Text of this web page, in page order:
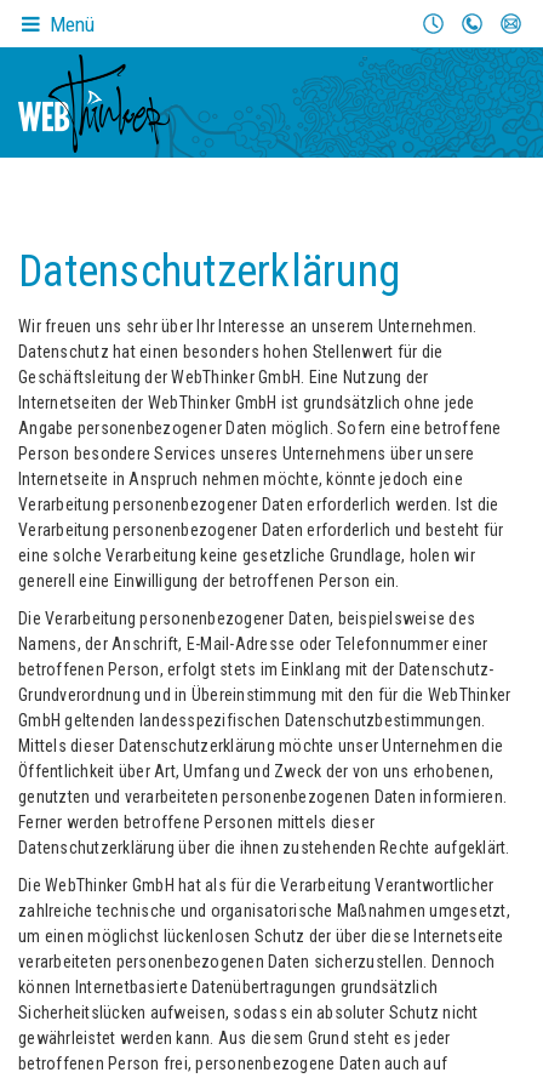
Menü
Datenschutzerklärung
Wir freuen uns sehr über Ihr Interesse an unserem Unternehmen.
Datenschutz hat einen besonders hohen Stellenwert für die
Geschäftsleitung der WebThinker GmbH. Eine Nutzung der
Internetseiten der WebThinker GmbH ist grundsätzlich ohne jede
Angabe personenbezogener Daten möglich. Sofern eine betroffene
Person besondere Services unseres Unternehmens über unsere
Internetseite in Anspruch nehmen möchte, könnte jedoch eine
Verarbeitung personenbezogener Daten erforderlich werden. Ist die
Verarbeitung personenbezogener Daten erforderlich und besteht für
eine solche Verarbeitung keine gesetzliche Grundlage, holen wir
generell eine Einwilligung der betroffenen Person ein.
Die Verarbeitung personenbezogener Daten, beispielsweise des
Namens, der Anschrift, E-Mail-Adresse oder Telefonnummer einer
betroffenen Person, erfolgt stets im Einklang mit der Datenschutz-
Grundverordnung und in Übereinstimmung mit den für die WebThinker
GmbH geltenden landesspezifischen Datenschutzbestimmungen.
Mittels dieser Datenschutzerklärung möchte unser Unternehmen die
Öffentlichkeit über Art, Umfang und Zweck der von uns erhobenen,
genutzten und verarbeiteten personenbezogenen Daten informieren.
Ferner werden betroffene Personen mittels dieser
Datenschutzerklärung über die ihnen zustehenden Rechte aufgeklärt.
Die WebThinker GmbH hat als für die Verarbeitung Verantwortlicher
zahlreiche technische und organisatorische Maßnahmen umgesetzt,
um einen möglichst lückenlosen Schutz der über diese Internetseite
verarbeiteten personenbezogenen Daten sicherzustellen. Dennoch
können Internetbasierte Datenübertragungen grundsätzlich
Sicherheitslücken aufweisen, sodass ein absoluter Schutz nicht
gewährleistet werden kann. Aus diesem Grund steht es jeder
betroffenen Person frei, personenbezogene Daten auch auf